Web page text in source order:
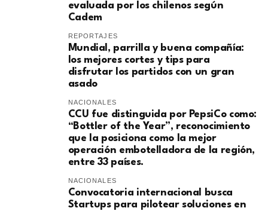
evaluada por los chilenos según
Cadem
REPORTAJES
Mundial, parrilla y buena compañía:
los mejores cortes y tips para
disfrutar los partidos con un gran
asado
NACIONALES
CCU fue distinguida por PepsiCo como:
“Bottler of the Year”, reconocimiento
que la posiciona como la mejor
operación embotelladora de la región,
entre 33 países.
NACIONALES
Convocatoria internacional busca
Startups para pilotear soluciones en